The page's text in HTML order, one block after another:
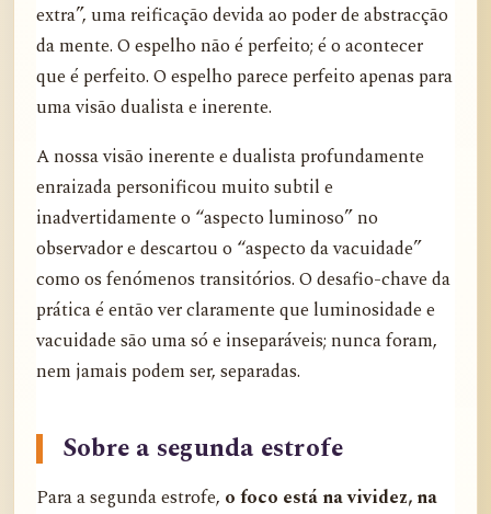
extra”, uma reificação devida ao poder de abstracção
da mente. O espelho não é perfeito; é o acontecer
que é perfeito. O espelho parece perfeito apenas para
uma visão dualista e inerente.
A nossa visão inerente e dualista profundamente
enraizada personificou muito subtil e
inadvertidamente o “aspecto luminoso” no
observador e descartou o “aspecto da vacuidade”
como os fenómenos transitórios. O desafio-chave da
prática é então ver claramente que luminosidade e
vacuidade são uma só e inseparáveis; nunca foram,
nem jamais podem ser, separadas.
Sobre a segunda estrofe
Para a segunda estrofe, o foco está na vividez, na